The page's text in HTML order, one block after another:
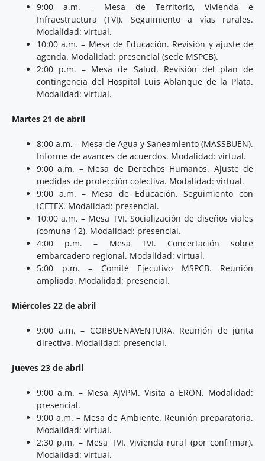
9:00 a.m. – Mesa de Territorio, Vivienda e
Infraestructura (TVI). Seguimiento a vías rurales.
Modalidad: virtual.
10:00 a.m. – Mesa de Educación. Revisión y ajuste de
agenda. Modalidad: presencial (sede MSPCB).
2:00 p.m. – Mesa de Salud. Revisión del plan de
contingencia del Hospital Luis Ablanque de la Plata.
Modalidad: virtual.
Martes 21 de abril
8:00 a.m. – Mesa de Agua y Saneamiento (MASSBUEN).
Informe de avances de acuerdos. Modalidad: virtual.
9:00 a.m. – Mesa de Derechos Humanos. Ajuste de
medidas de protección colectiva. Modalidad: virtual.
9:00 a.m. – Mesa de Educación. Seguimiento con
ICETEX. Modalidad: presencial.
10:00 a.m. – Mesa TVI. Socialización de diseños viales
(comuna 12). Modalidad: presencial.
4:00 p.m. – Mesa TVI. Concertación sobre
embarcadero regional. Modalidad: virtual.
5:00 p.m. – Comité Ejecutivo MSPCB. Reunión
ampliada. Modalidad: presencial.
Miércoles 22 de abril
9:00 a.m. – CORBUENAVENTURA. Reunión de junta
directiva. Modalidad: presencial.
Jueves 23 de abril
9:00 a.m. – Mesa AJVPM. Visita a ERON. Modalidad:
presencial.
9:00 a.m. – Mesa de Ambiente. Reunión preparatoria.
Modalidad: virtual.
2:30 p.m. – Mesa TVI. Vivienda rural (por confirmar).
Modalidad: virtual.